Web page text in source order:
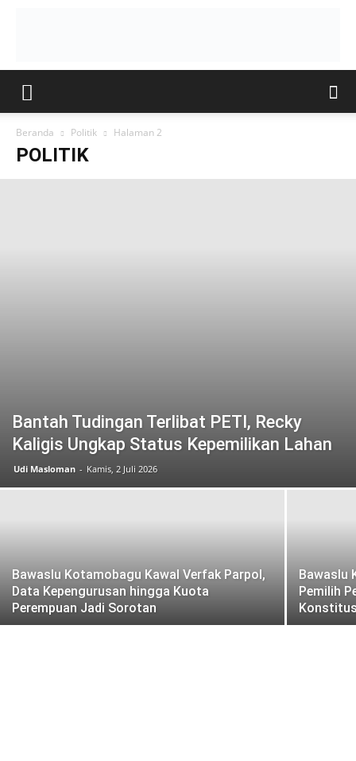
Beranda Politik Halaman 2
POLITIK
Bantah Tudingan Terlibat PETI, Recky
Kaligis Ungkap Status Kepemilikan Lahan
Udi Masloman - Kamis, 2 Juli 2026
Bawaslu Kotamobagu Kawal Verfak Parpol,
Data Kepengurusan hingga Kuota
Perempuan Jadi Sorotan
Bawaslu
Pemilih